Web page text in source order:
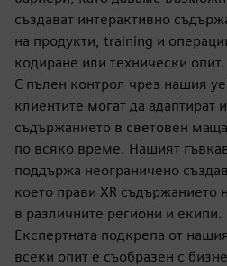
създават интерактивно
на продукти, training и
кодиране или технически опит.
С пълен контрол чрез нашия
клиентите могат да адаптират
съдържанието в световен
по всяко време. Нашият
поддържа неограничено
което прави XR
в различните региони и екипи.
Експертната подкрепа от
всеки опит е съобразен с